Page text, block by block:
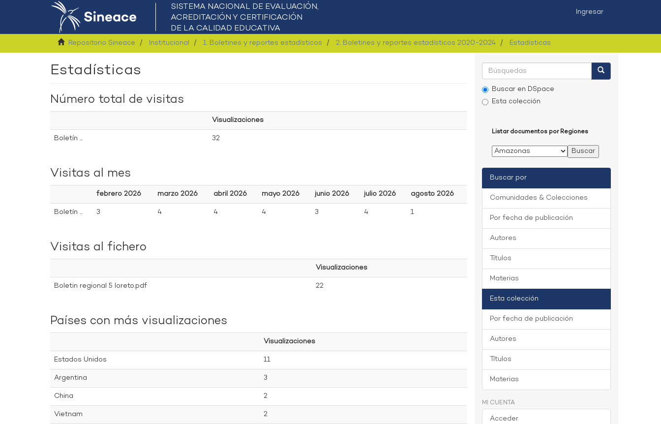
Ingresar
Repositorio Sineace Institucional 1. Boletines y reportes estadísticos 2. Boletines y reportes estadísticos 2020-2024 Estadísticas
Estadísticas
Número total de visitas
Visualizaciones
Boletín ...
32
Visitas al mes
febrero 2026 marzo 2026 abril 2026 mayo 2026 junio 2026 julio 2026
agosto 2026
Boletín ...
3 4 4 4 3 4 1
Visitas al fichero
Visualizaciones
Boletin regional 5 loreto.pdf
22
Países con más visualizaciones
Visualizaciones
Estados Unidos
11
Argentina
3
China
2
Vietnam
2
Buscar en DSpace
Esta colección
Listar documentos por Regiones
Buscar por
Comunidades & Colecciones
Por fecha de publicación
Autores
Títulos
Materias
Esta colección
Por fecha de publicación
Autores
Títulos
Materias
MI CUENTA
Acceder